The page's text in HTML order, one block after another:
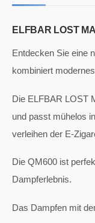
ELFBAR LOST
Entdecken Sie eine
kombiniert
Die ELFBAR LOST
und passt mühelos
verleihen der E-
Die QM600 ist
Dampferlebnis.
Das Dampfen mit